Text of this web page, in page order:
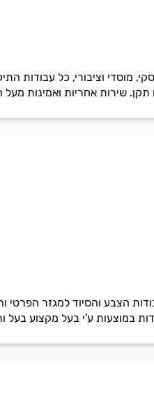
וציבורי, כל עבודות
תקן. שירות אחריות ואמינות
הצבע והסיוד למגזר הפרטי
במוצעות ע'י בעל מקצוע בעל